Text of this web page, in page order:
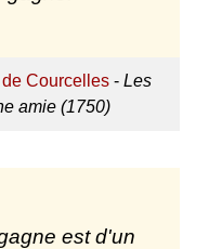
Courcelles -Les
amie (1750)
est d'un